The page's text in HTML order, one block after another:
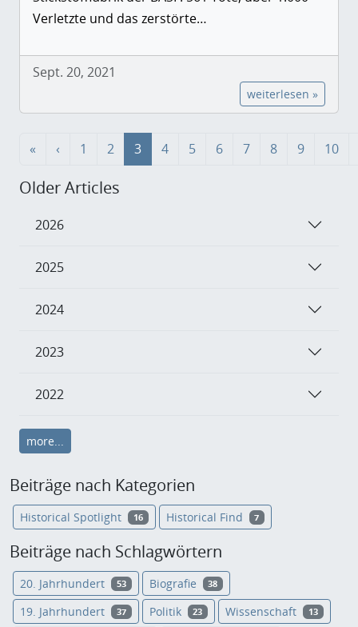
Verletzte und das zerstörte…
Sept. 20, 2021
weiterlesen »
« ‹ 1 2 3 4 5 6 7 8 9 10
Older Articles
2026
2025
2024
2023
2022
more...
Beiträge nach Kategorien
Historical Spotlight 16 Historical Find 7
Beiträge nach Schlagwörtern
20. Jahrhundert 53 Biografie 38
19. Jahrhundert 37 Politik 23 Wissenschaft 13